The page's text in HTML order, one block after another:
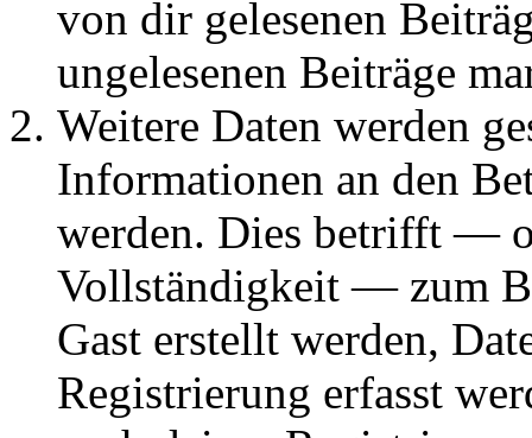
von dir gelesenen
ungelesenen Beiträge
Weitere Daten werden
Informationen an den
werden. Dies betrifft —
Vollständigkeit — zum
Gast erstellt werden,
Registrierung erfasst